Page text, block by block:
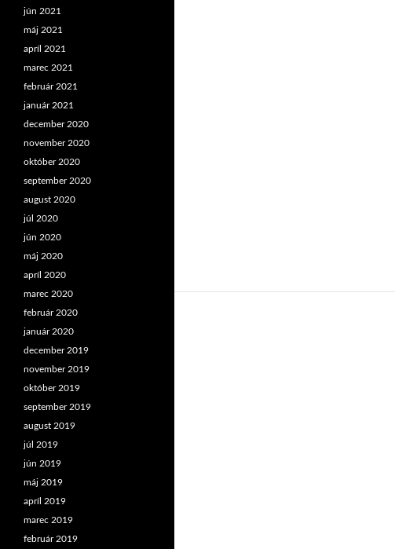
jún 2021
máj 2021
apríl 2021
marec 2021
február 2021
január 2021
december 2020
november 2020
október 2020
september 2020
august 2020
júl 2020
jún 2020
máj 2020
apríl 2020
marec 2020
február 2020
január 2020
december 2019
november 2019
október 2019
september 2019
august 2019
júl 2019
jún 2019
máj 2019
apríl 2019
marec 2019
február 2019